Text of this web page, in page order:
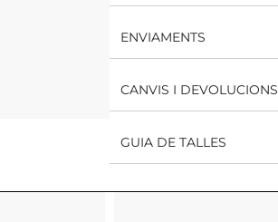
ENVIAMENTS
CANVIS I DEVOLUCIONS
GUIA DE TALLES